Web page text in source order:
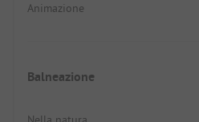
Animazione
Balneazione